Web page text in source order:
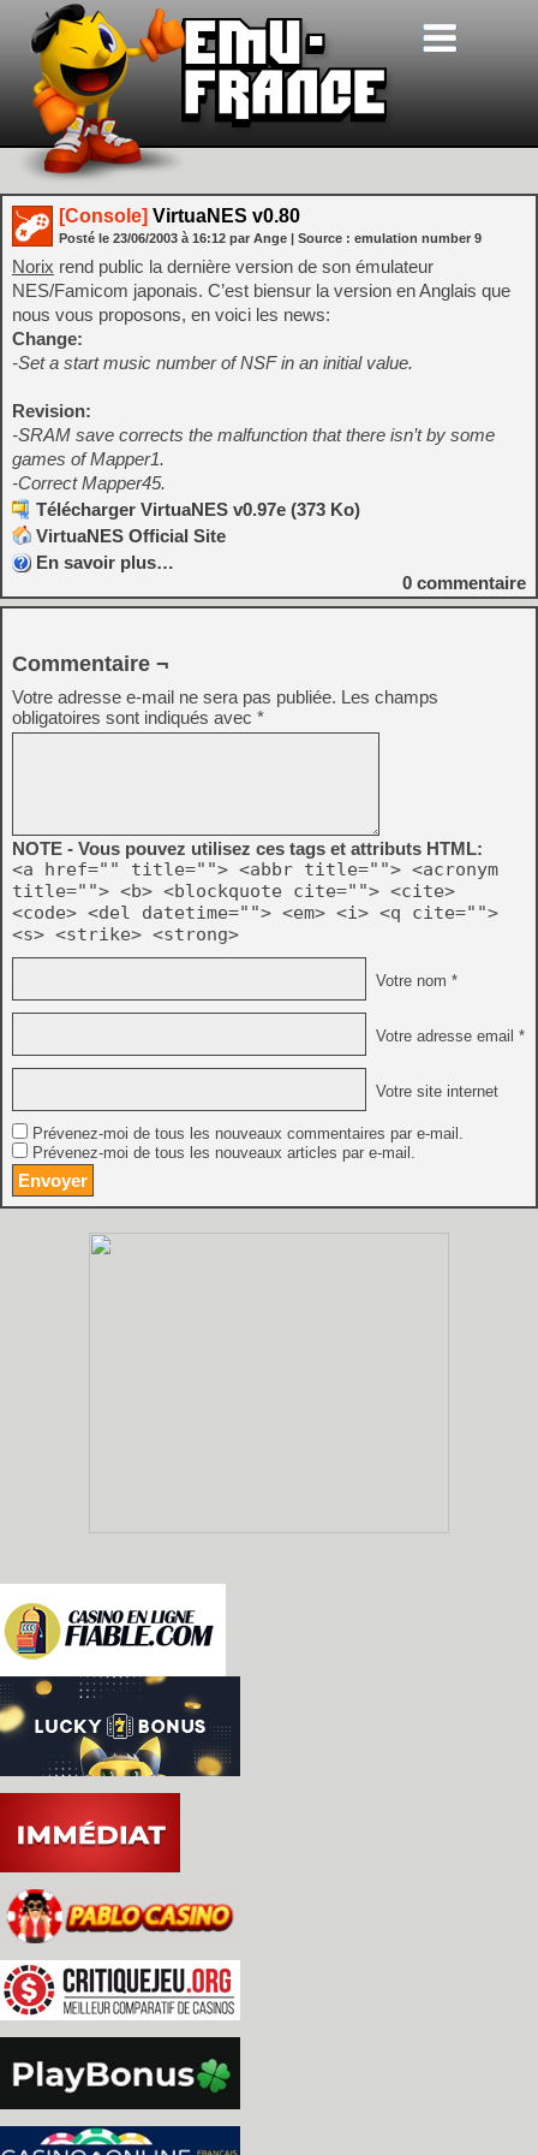
[Console] VirtuaNES v0.80
Posté le 23/06/2003 à 16:12 par Ange | Source : emulation number 9
Norix rend public la dernière version de son émulateur
NES/Famicom japonais. C’est biensur la version en Anglais que
nous vous proposons, en voici les news:
Change:
-Set a start music number of NSF in an initial value.
Revision:
-SRAM save corrects the malfunction that there isn’t by some
games of Mapper1.
-Correct Mapper45.
Télécharger VirtuaNES v0.97e (373 Ko)
VirtuaNES Official Site
En savoir plus…
0 commentaire
Commentaire ¬
Votre adresse e-mail ne sera pas publiée. Les champs
obligatoires sont indiqués avec *
NOTE - Vous pouvez utilisez ces tags et attributs HTML:
<a href="" title=""> <abbr title=""> <acronym
title=""> <b> <blockquote cite=""> <cite>
<code> <del datetime=""> <em> <i> <q cite="">
<s> <strike> <strong>
Votre nom *
Votre adresse email *
Votre site internet
Prévenez-moi de tous les nouveaux commentaires par e-mail.
Prévenez-moi de tous les nouveaux articles par e-mail.